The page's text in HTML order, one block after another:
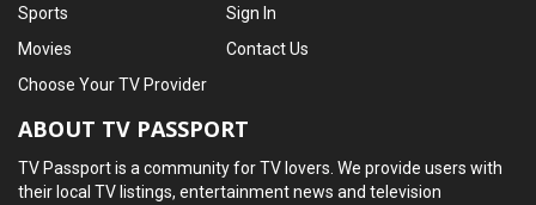
Sports
Movies
Sign In
Contact Us
Choose Your TV Provider
ABOUT TV PASSPORT
TV Passport is a community for TV lovers. We provide users with
their local TV listings, entertainment news and television